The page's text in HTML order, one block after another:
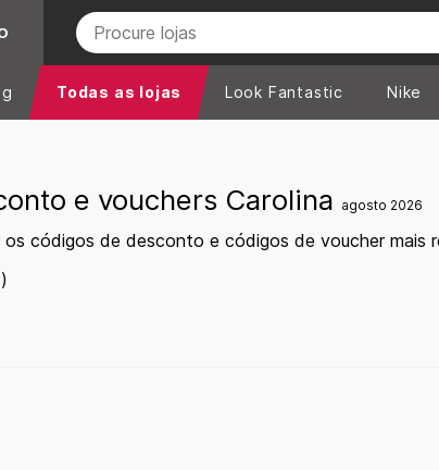
Todas as lojas Look Fantastic Nike
e vouchers Carolina agosto 2026
códigos de desconto e códigos de voucher mais